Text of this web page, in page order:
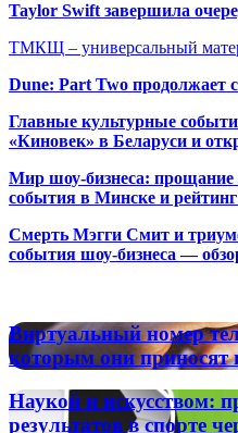
Taylor Swift завершила
ТМКЩ – универсальный
Dune: Part Two продолжает
Главные культурные
«Киновек» в Беларуси и
Мир шоу-бизнеса:
события в Минске и
Смерть Мэгги Смит и
события шоу-бизнеса —
Виртуальный
номер
телефона:
причины,
по
которым
Виртуальный номер
которым они приносят
Наукой
и
Наукой и искусством:
результатов в спорте